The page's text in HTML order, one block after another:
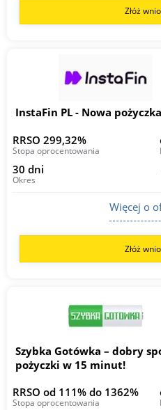
Złóż
InstaFin PL - Nowa
RRSO 299,32%
Stopa oprocentowania
30 dni
Okres
Więcej o
Złóż
Szybka Gotówka – dobry
pożyczki w 15 minut!
RRSO od 111% do 1362%
Stopa oprocentowania